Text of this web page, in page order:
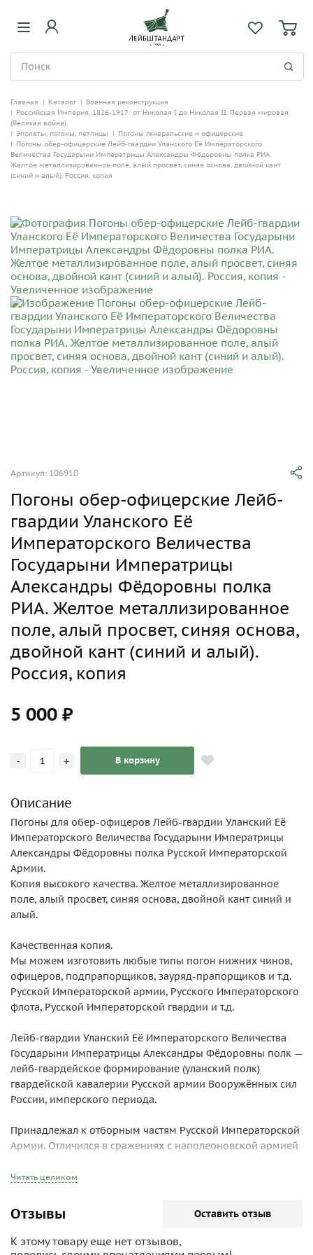
Главная | Каталог | Военная реконструкция
| Российская Империя, 1826-1917: от Николая I до Николая II. Первая мировая
(Великая война).
| Эполеты, погоны, петлицы | Погоны генеральские и офицерские
| Погоны обер-офицерские Лейб-гвардии Уланского Её Императорского
Величества Государыни Императрицы Александры Фёдоровны полка РИА.
Желтое металлизированное поле, алый просвет, синяя основа, двойной кант
(синий и алый). Россия, копия
Артикул: 106910
Погоны обер-офицерские Лейб-
гвардии Уланского Её
Императорского Величества
Государыни Императрицы
Александры Фёдоровны полка
РИА. Желтое металлизированное
поле, алый просвет, синяя основа,
двойной кант (синий и алый).
Россия, копия
5 000 ₽
- + В корзину
Описание
Погоны для обер-офицеров Лейб-гвардии Уланский Её
Императорского Величества Государыни Императрицы
Александры Фёдоровны полка Русской Императорской
Армии.
Копия высокого качества. Желтое металлизированное
поле, алый просвет, синяя основа, двойной кант синий и
алый.
Качественная копия.
Мы можем изготовить любые типы погон нижних чинов,
офицеров, подпрапорщиков, зауряд-прапорщиков и т.д.
Русской Императорской армии, Русского Императорского
флота, Русской Императорской гвардии и т.д.
Лейб-гвардии Уланский Её Императорского Величества
Государыни Императрицы Александры Фёдоровны полк —
лейб-гвардейское формирование (уланский полк)
гвардейской кавалерии Русской армии Вооружённых сил
России, имперского периода.
Принадлежал к отборным частям Русской Императорской
Армии. Отличился в сражениях с наполеоновской армией
году[2].
Старшинство полка — 16.05.1651 года, полковой праздник
— в день Вознесения Господня.
Читать целиком
Отзывы Оставить отзыв
К этому товару еще нет отзывов,